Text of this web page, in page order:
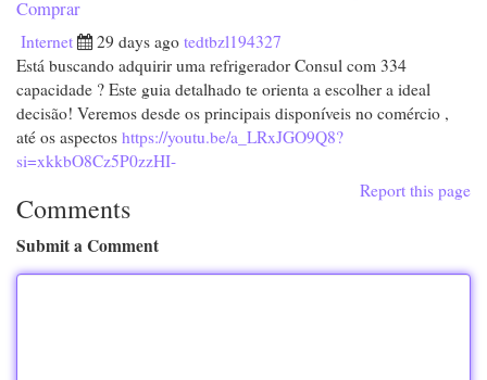
Comprar
Internet 29 days ago tedtbzl194327
Está buscando adquirir uma refrigerador Consul com 334
capacidade ? Este guia detalhado te orienta a escolher a ideal
decisão! Veremos desde os principais disponíveis no comércio ,
até os aspectos https://youtu.be/a_LRxJGO9Q8?
si=xkkbO8Cz5P0zzHI-
Report this page
Comments
Submit a Comment